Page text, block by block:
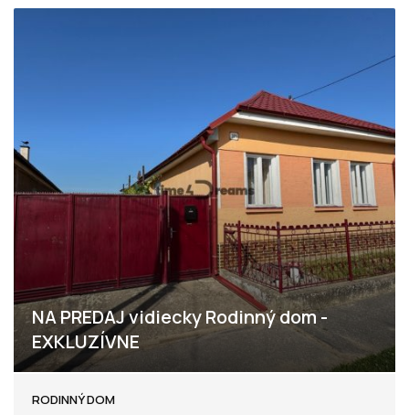
NA PREDAJ vidiecky Rodinný dom -
EXKLUZÍVNE
Lukáčovce
RODINNÝ DOM